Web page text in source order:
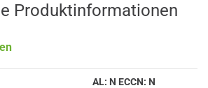
Produkt­informationen
AL: N ECCN: N